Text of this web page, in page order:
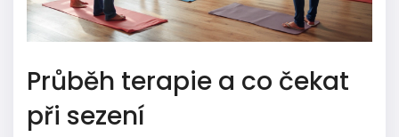
Průběh terapie a co čekat
při sezení